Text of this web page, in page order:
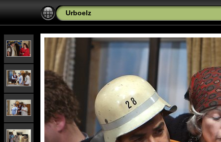
Urboelz